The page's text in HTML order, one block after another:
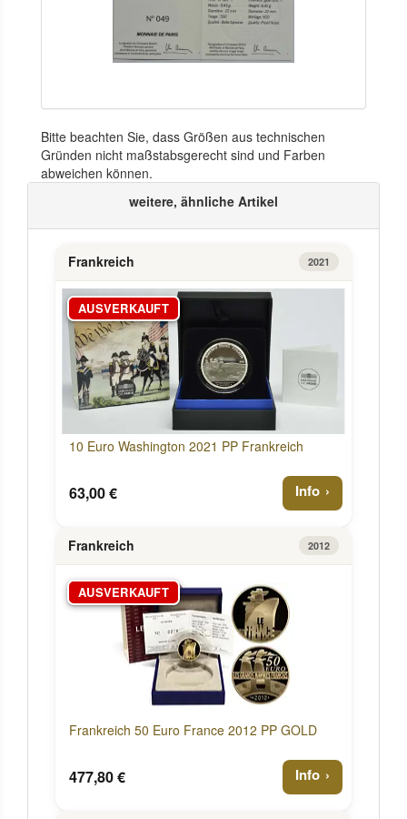
Bitte beachten Sie, dass Größen aus technischen
Gründen nicht maßstabsgerecht sind und Farben
abweichen können.
weitere, ähnliche Artikel
Frankreich 2021
AUSVERKAUFT
10 Euro Washington 2021 PP Frankreich
63,00 € Info
Frankreich 2012
AUSVERKAUFT
Frankreich 50 Euro France 2012 PP GOLD
477,80 € Info